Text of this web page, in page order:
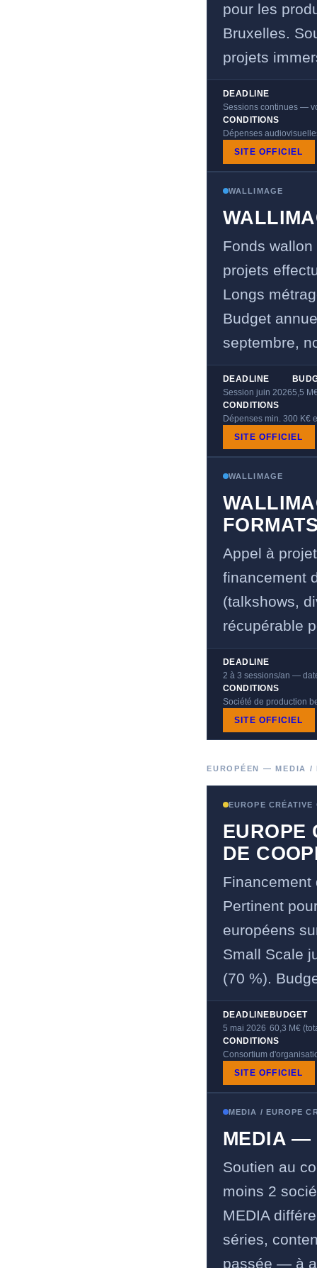
pour les
Bruxelles.
projets
DEADLINE
Sessions continues —
CONDITIONS
Dépenses
SITE OFFICIEL
WALLIMAGE
Fonds
projets
Longs
Budget
septembre,
DEADLINE
Session juin 20265,5
CONDITIONS
Dépenses min. 300 K€
SITE OFFICIEL
WALLIMAGE
Appel à
financement
(talkshows,
récupérable
DEADLINE
2 à 3 sessions/an —
CONDITIONS
Société de production
SITE OFFICIEL
EUROPÉEN — MEDIA /
EUROPE CRÉATIVE
EUROPE
DE
Financement
Pertinent
européens
Small Scale
(70 %).
DEADLINE
5 mai 2026
BUDGET
60,3 M€
CONDITIONS
Consortium
SITE OFFICIEL
MEDIA / EUROPE
MEDIA —
Soutien au
moins 2
MEDIA
séries,
passée — à